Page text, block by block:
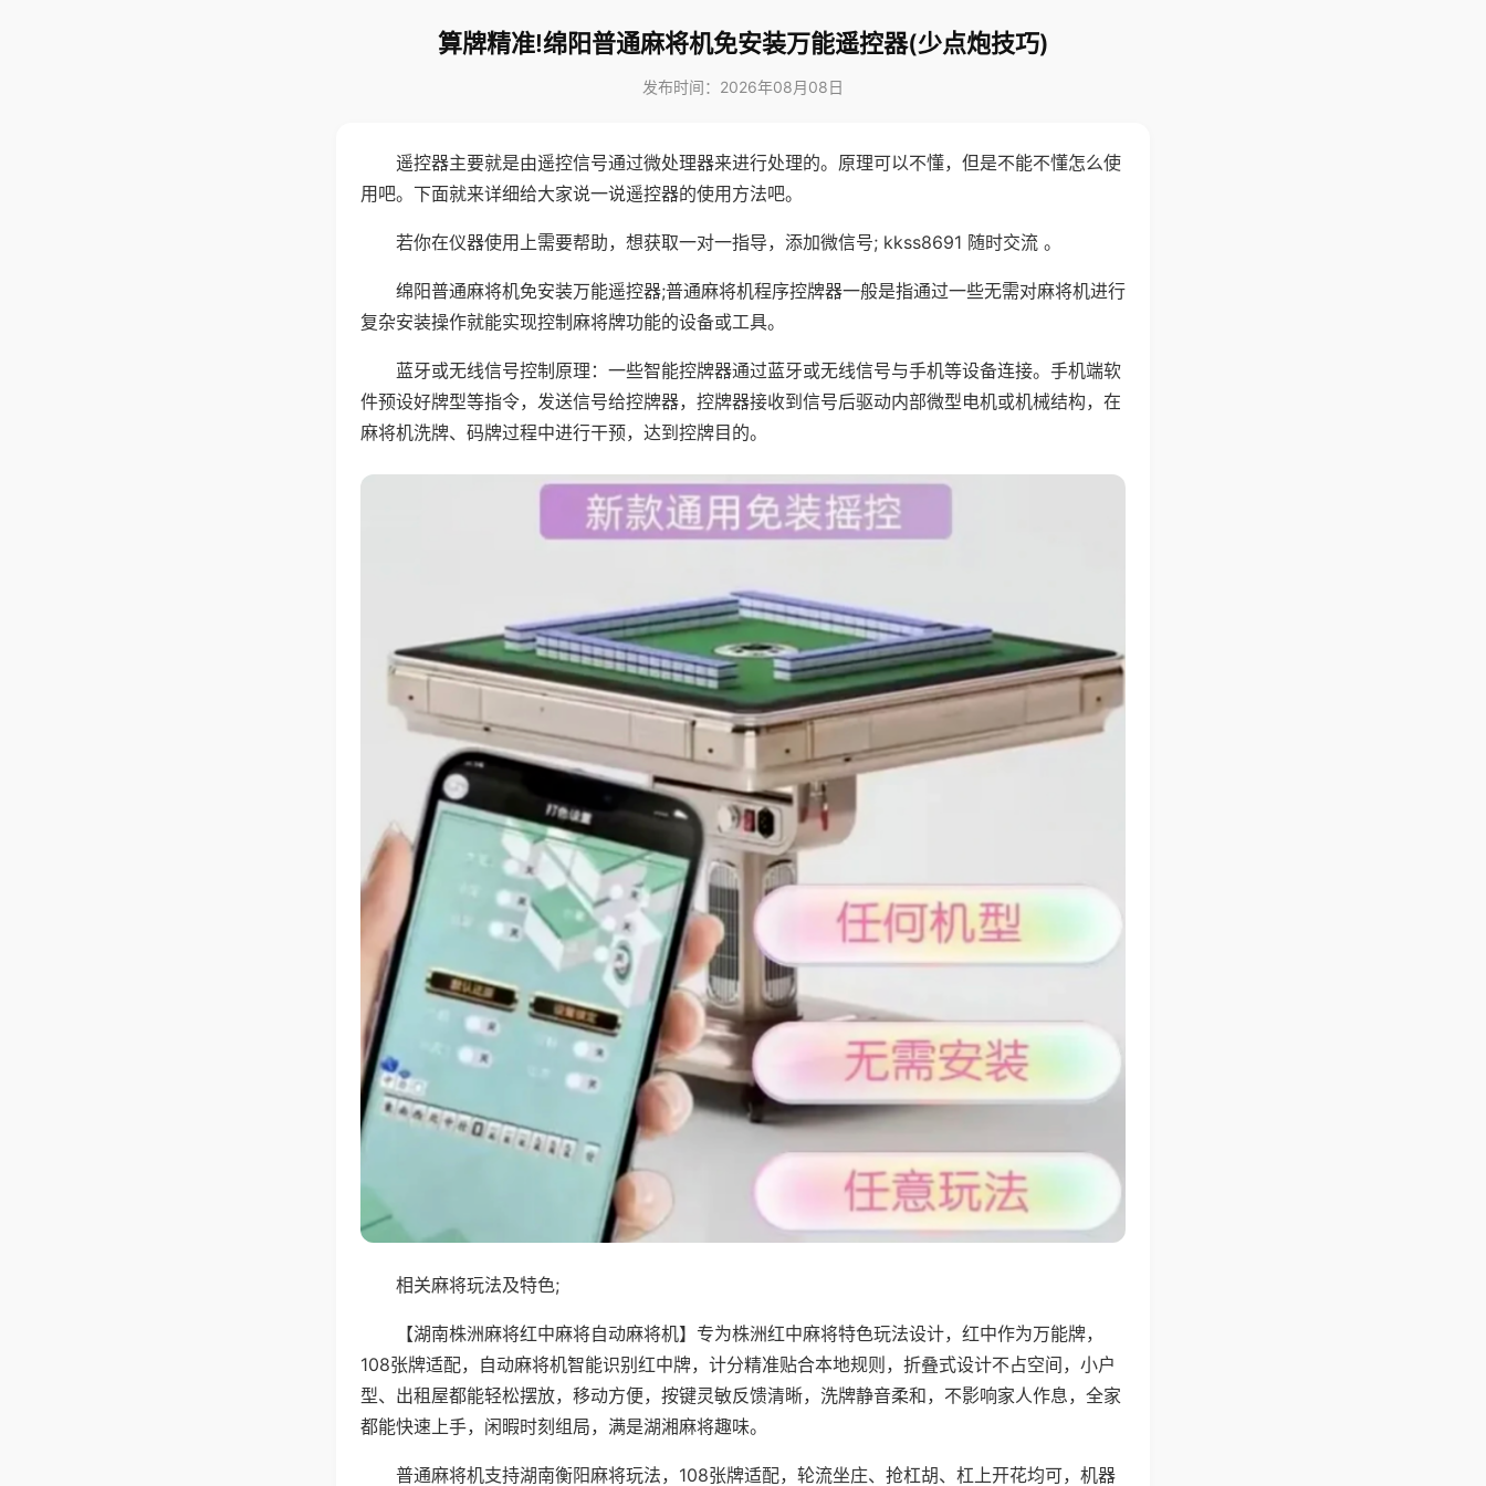
算牌精准!绵阳普通麻将机免安装万能遥控器(少点炮技巧)
发布时间：2026年08月08日
遥控器主要就是由遥控信号通过微处理器来进行处理的。原理可以不懂，但是不能不懂怎么使
用吧。下面就来详细给大家说一说遥控器的使用方法吧。
若你在仪器使用上需要帮助，想获取一对一指导，添加微信号; kkss8691 随时交流 。
绵阳普通麻将机免安装万能遥控器;普通麻将机程序控牌器一般是指通过一些无需对麻将机进行
复杂安装操作就能实现控制麻将牌功能的设备或工具。
蓝牙或无线信号控制原理：一些智能控牌器通过蓝牙或无线信号与手机等设备连接。手机端软
件预设好牌型等指令，发送信号给控牌器，控牌器接收到信号后驱动内部微型电机或机械结构，在
麻将机洗牌、码牌过程中进行干预，达到控牌目的。
相关麻将玩法及特色;
【湖南株洲麻将红中麻将自动麻将机】专为株洲红中麻将特色玩法设计，红中作为万能牌，
108张牌适配，自动麻将机智能识别红中牌，计分精准贴合本地规则，折叠式设计不占空间，小户
型、出租屋都能轻松摆放，移动方便，按键灵敏反馈清晰，洗牌静音柔和，不影响家人作息，全家
都能快速上手，闲暇时刻组局，满是湖湘麻将趣味。
普通麻将机支持湖南衡阳麻将玩法，108张牌适配，轮流坐庄、抢杠胡、杠上开花均可，机器